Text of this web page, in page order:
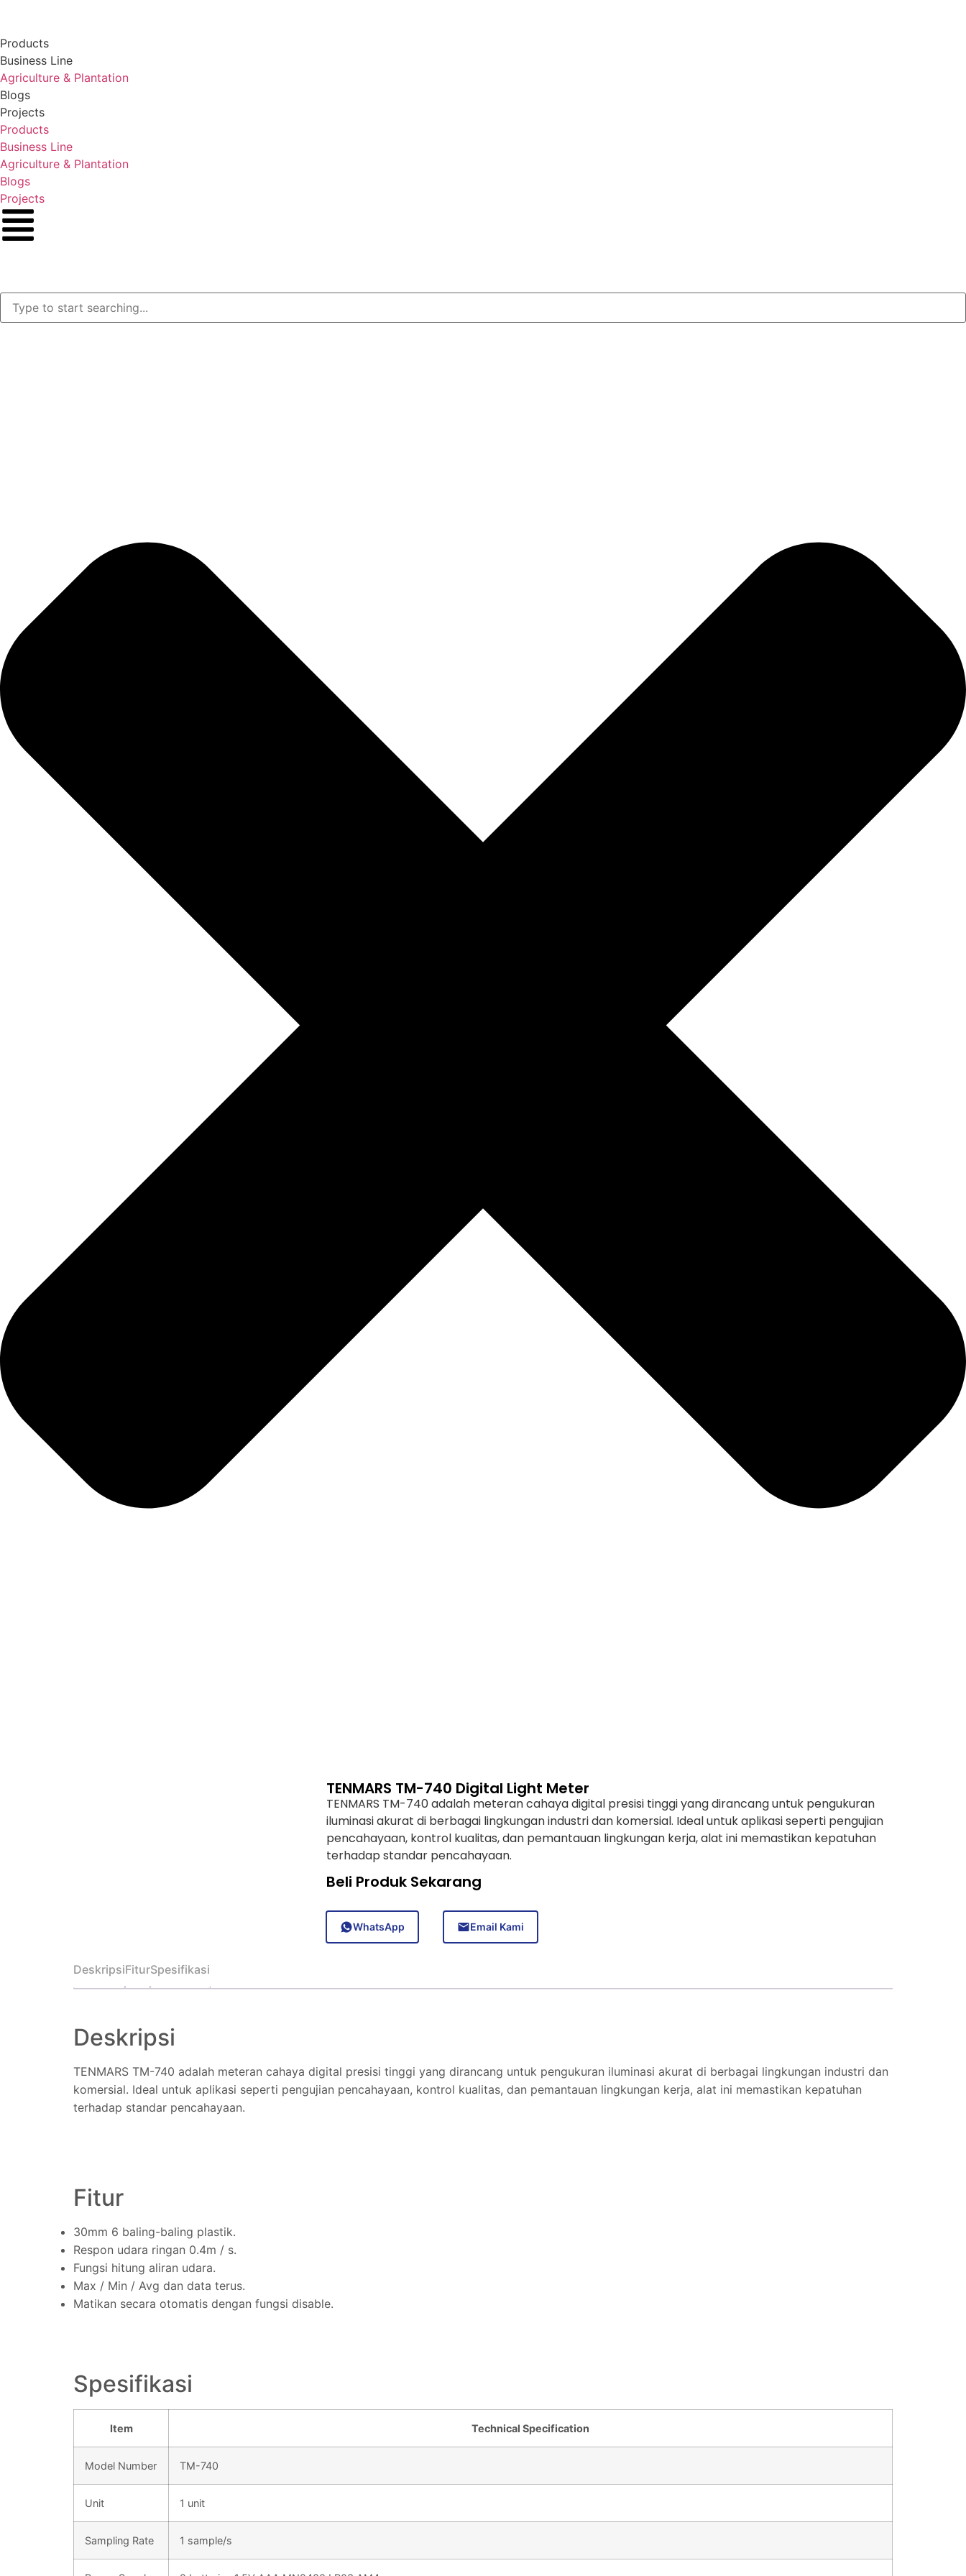
Products
Business Line
Agriculture & Plantation
Blogs
Projects
Products
Business Line
Agriculture & Plantation
Blogs
Projects
TENMARS TM-740 Digital Light Meter
TENMARS TM-740 adalah meteran cahaya digital presisi tinggi yang dirancang untuk pengukuran
iluminasi akurat di berbagai lingkungan industri dan komersial. Ideal untuk aplikasi seperti pengujian
pencahayaan, kontrol kualitas, dan pemantauan lingkungan kerja, alat ini memastikan kepatuhan
terhadap standar pencahayaan.
Beli Produk Sekarang
WhatsApp Email Kami
DeskripsiFiturSpesifikasi
Deskripsi
TENMARS TM-740 adalah meteran cahaya digital presisi tinggi yang dirancang untuk pengukuran iluminasi akurat di berbagai lingkungan industri dan
komersial. Ideal untuk aplikasi seperti pengujian pencahayaan, kontrol kualitas, dan pemantauan lingkungan kerja, alat ini memastikan kepatuhan
terhadap standar pencahayaan.
Fitur
30mm 6 baling-baling plastik.
Respon udara ringan 0.4m / s.
Fungsi hitung aliran udara.
Max / Min / Avg dan data terus.
Matikan secara otomatis dengan fungsi disable.
Spesifikasi
Item Technical Specification
Model Number TM-740
Unit 1 unit
Sampling Rate 1 sample/s